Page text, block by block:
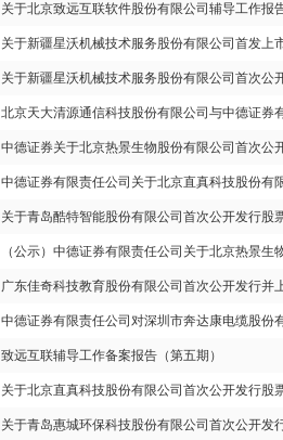
关于北京致远互联软件股份有限公司辅导工作报
关于新疆星沃机械技术服务股份有限公司首发
关于新疆星沃机械技术服务股份有限公司首次公
北京天大清源通信科技股份有限公司与中德证券
中德证券关于北京热景生物股份有限公司首次公
中德证券有限责任公司关于北京直真科技股份有
关于青岛酷特智能股份有限公司首次公开发行股
（公示）中德证券有限责任公司关于北京热景
广东佳奇科技教育股份有限公司首次公开发行并
中德证券有限责任公司对深圳市奔达康电缆股份
致远互联辅导工作备案报告（第五期）
关于北京直真科技股份有限公司首次公开发行股
关于青岛惠城环保科技股份有限公司首次公开发